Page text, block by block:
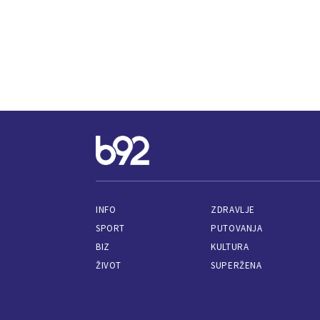
INFO
SPORT
BIZ
ŽIVOT
ZDRAVLJE
PUTOVANJA
KULTURA
SUPERŽENA